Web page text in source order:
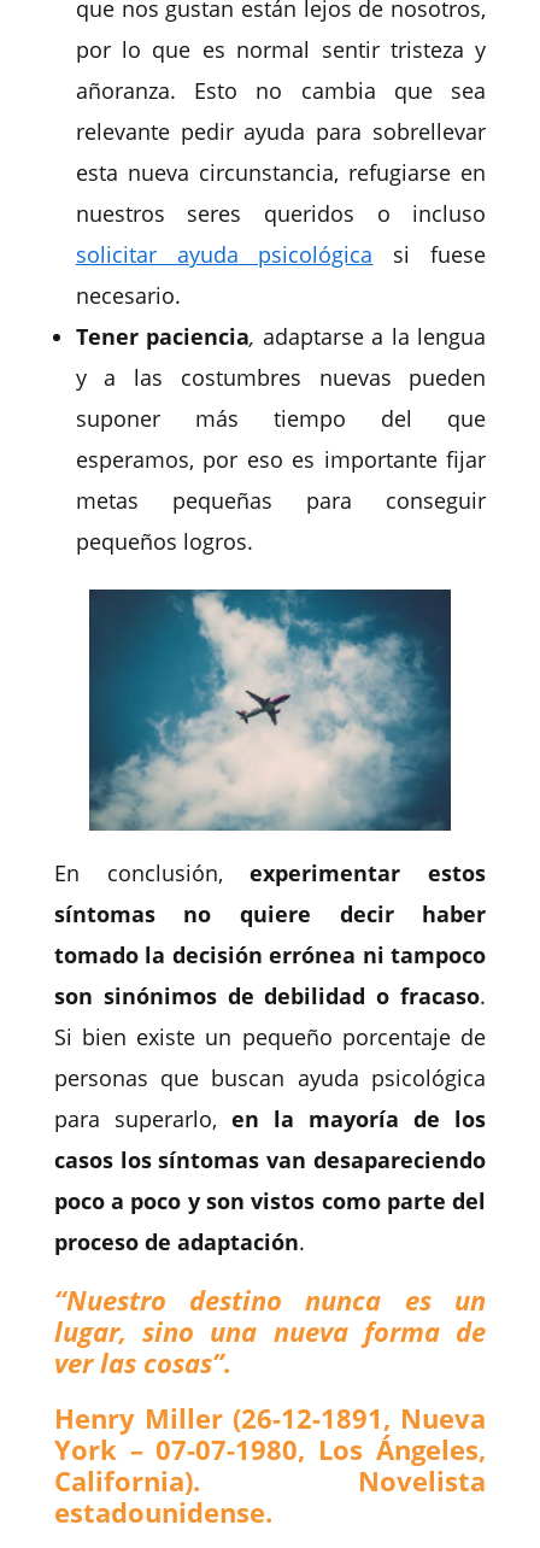
que nos gustan están lejos de nosotros,
por lo que es normal sentir tristeza y
añoranza. Esto no cambia que sea
relevante pedir ayuda para sobrellevar
esta nueva circunstancia, refugiarse en
nuestros seres queridos o incluso
solicitar ayuda psicológica si fuese
necesario.
Tener paciencia, adaptarse a la lengua
y a las costumbres nuevas pueden
suponer más tiempo del que
esperamos, por eso es importante fijar
metas pequeñas para conseguir
pequeños logros.
En conclusión,experimentar estos
síntomas no quiere decir haber
tomado la decisión errónea ni tampoco
son sinónimos de debilidad o fracaso.
Si bien existe un pequeño porcentaje de
personas que buscan ayuda psicológica
para superarlo, en la mayoría de los
casos los síntomas van desapareciendo
poco a poco y son vistos como parte del
proceso de adaptación.
“Nuestro destino nunca es un
lugar, sino una nueva forma de
ver las cosas”.
Henry Miller (26-12-1891, Nueva
York – 07-07-1980, Los Ángeles,
California). Novelista
estadounidense.